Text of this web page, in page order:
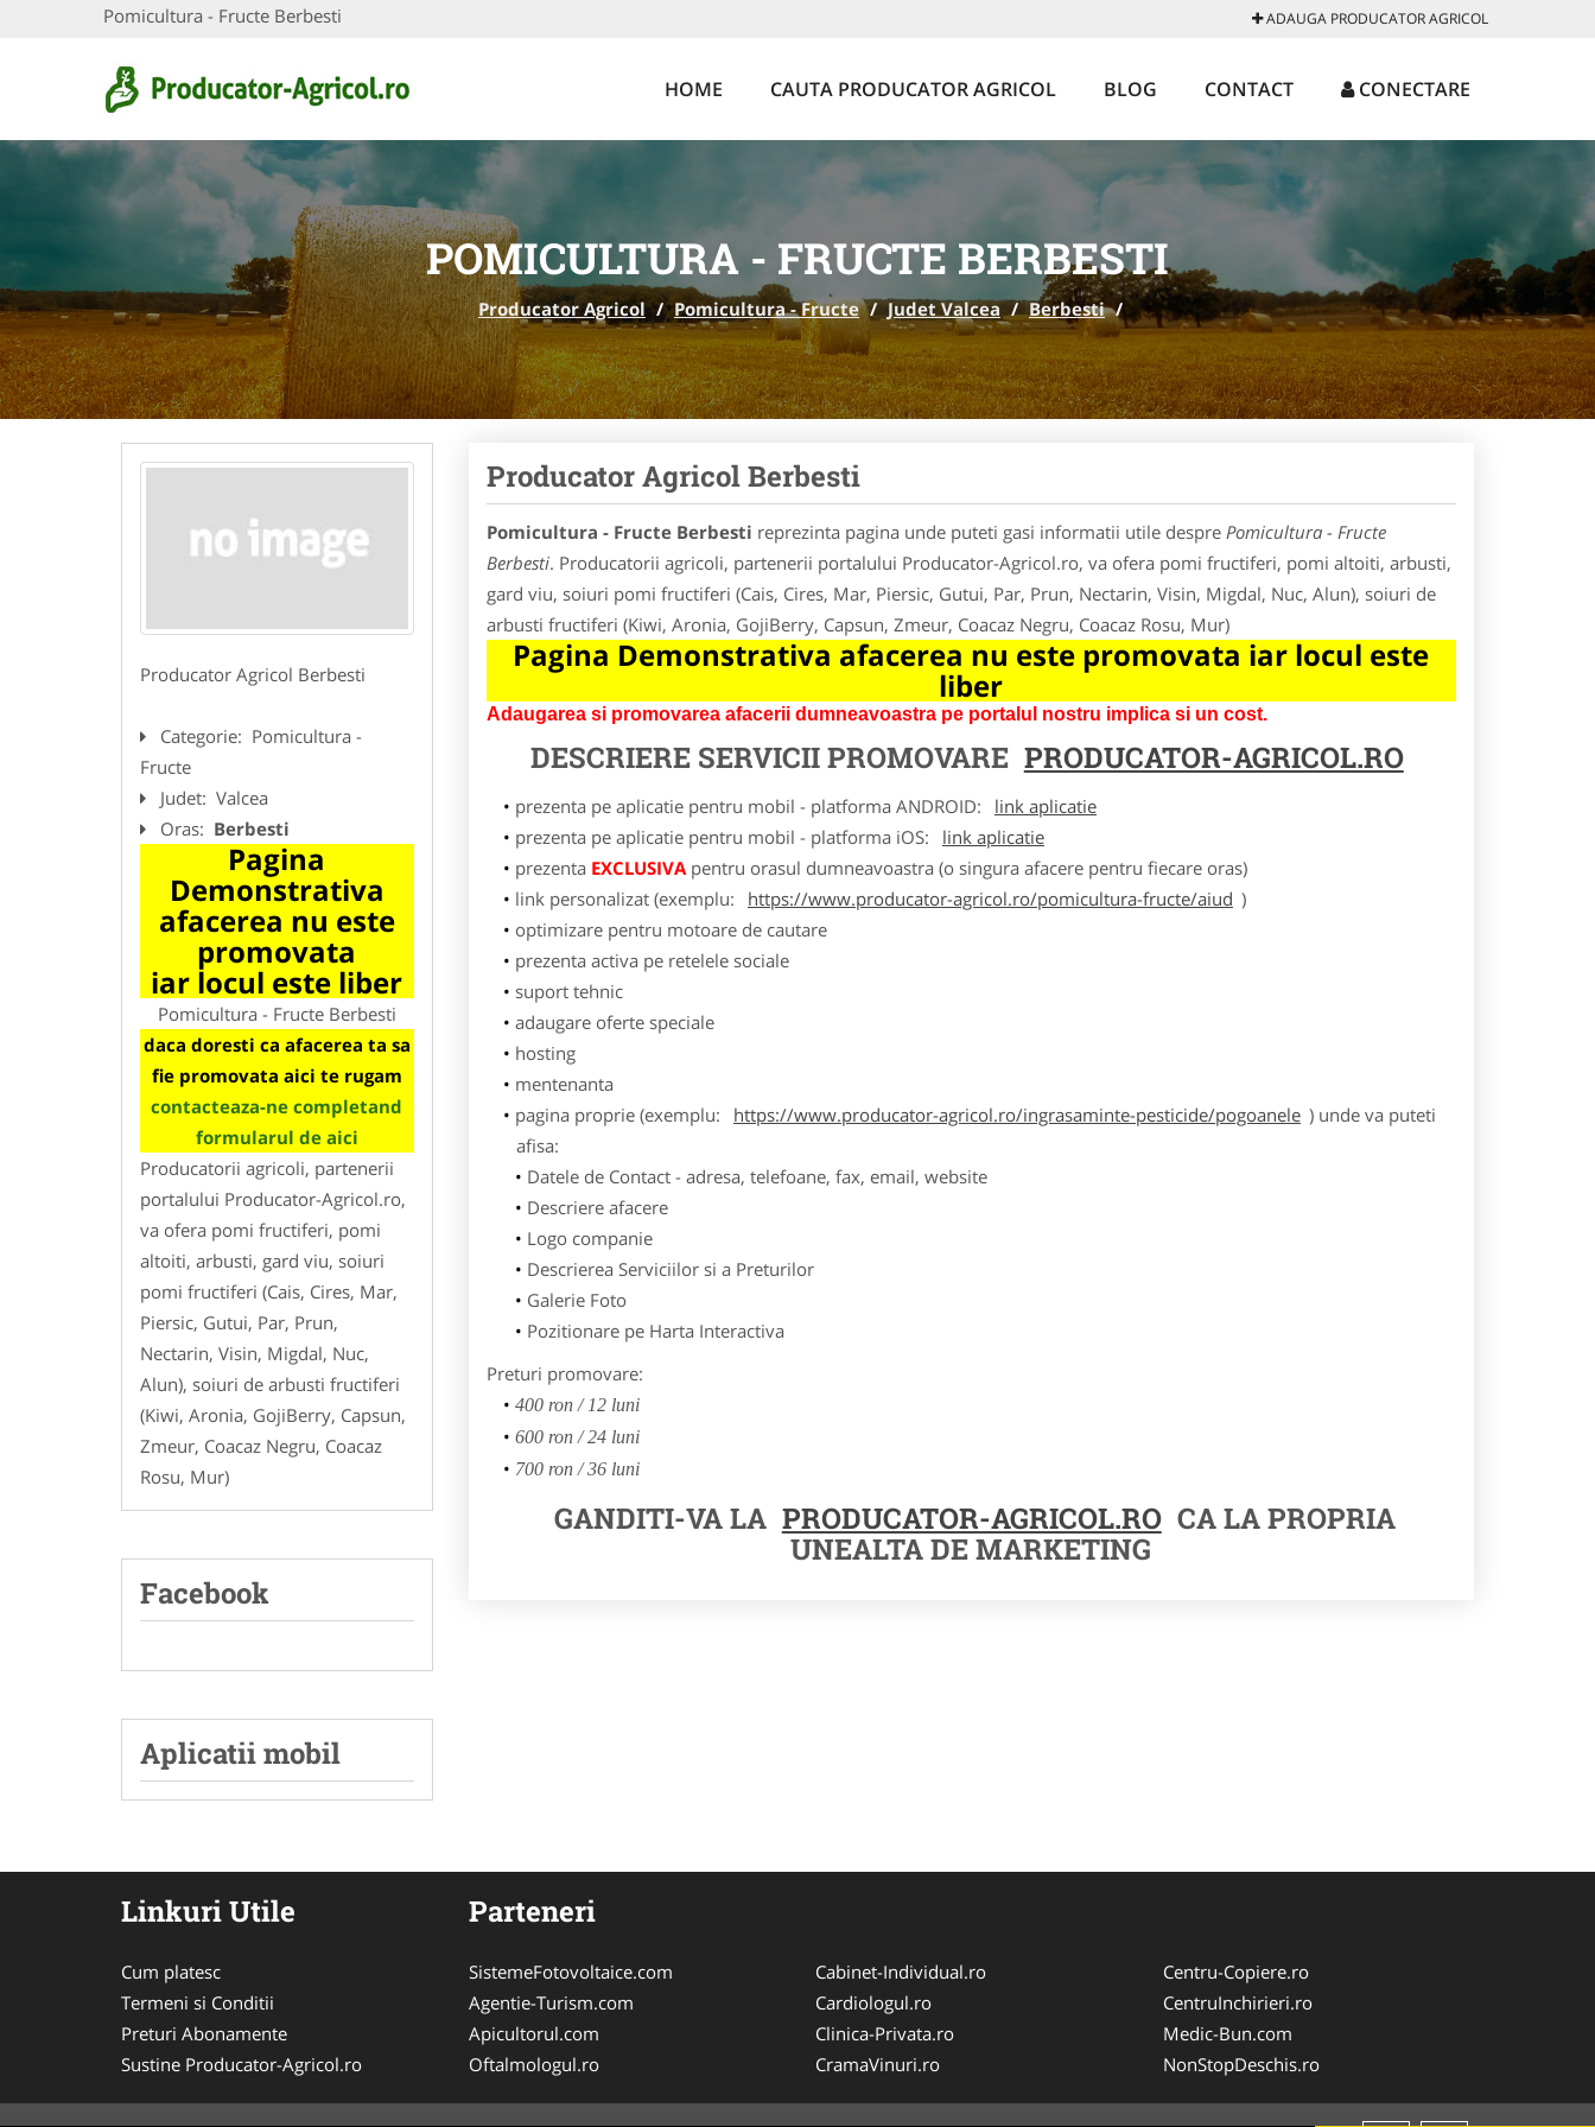
Pomicultura - Fructe Berbesti ADAUGA PRODUCATOR AGRICOL
HOME CAUTA PRODUCATOR AGRICOL BLOG CONTACT CONECTARE
POMICULTURA - FRUCTE BERBESTI
Producator Agricol / Pomicultura - Fructe / Judet Valcea / Berbesti /
Producator Agricol Berbesti
Categorie: Pomicultura -
Fructe
Judet: Valcea
Oras: Berbesti
Pagina
Demonstrativa
afacerea nu este
promovata
iar locul este liber
Pomicultura - Fructe Berbesti
daca doresti ca afacerea ta sa
fie promovata aici te rugam
contacteaza-ne completand
formularul de aici
Producatorii agricoli, partenerii
portalului Producator-Agricol.ro,
va ofera pomi fructiferi, pomi
altoiti, arbusti, gard viu, soiuri
pomi fructiferi (Cais, Cires, Mar,
Piersic, Gutui, Par, Prun,
Nectarin, Visin, Migdal, Nuc,
Alun), soiuri de arbusti fructiferi
(Kiwi, Aronia, GojiBerry, Capsun,
Zmeur, Coacaz Negru, Coacaz
Rosu, Mur)
Facebook
Aplicatii mobil
Producator Agricol Berbesti
Pomicultura - Fructe Berbesti reprezinta pagina unde puteti gasi informatii utile despre Pomicultura - Fructe
Berbesti. Producatorii agricoli, partenerii portalului Producator-Agricol.ro, va ofera pomi fructiferi, pomi altoiti, arbusti,
gard viu, soiuri pomi fructiferi (Cais, Cires, Mar, Piersic, Gutui, Par, Prun, Nectarin, Visin, Migdal, Nuc, Alun), soiuri de
arbusti fructiferi (Kiwi, Aronia, GojiBerry, Capsun, Zmeur, Coacaz Negru, Coacaz Rosu, Mur)
Pagina Demonstrativa afacerea nu este promovata iar locul este
liber
Adaugarea si promovarea afacerii dumneavoastra pe portalul nostru implica si un cost.
DESCRIERE SERVICII PROMOVARE PRODUCATOR-AGRICOL.RO
prezenta pe aplicatie pentru mobil - platforma ANDROID:
link aplicatie
prezenta pe aplicatie pentru mobil - platforma iOS:
link aplicatie
prezenta EXCLUSIVApentru orasul dumneavoastra (o singura afacere pentru fiecare oras)
link personalizat (exemplu:
https://www.producator-agricol.ro/pomicultura-fructe/aiud )
optimizare pentru motoare de cautare
prezenta activa pe retelele sociale
suport tehnic
adaugare oferte speciale
hosting
mentenanta
pagina proprie (exemplu:
https://www.producator-agricol.ro/ingrasaminte-pesticide/pogoanele ) unde va puteti
afisa:
Datele de Contact - adresa, telefoane, fax, email, website
Descriere afacere
Logo companie
Descrierea Serviciilor si a Preturilor
Galerie Foto
Pozitionare pe Harta Interactiva
Preturi promovare:
400 ron / 12 luni
600 ron / 24 luni
700 ron / 36 luni
GANDITI-VA LA PRODUCATOR-AGRICOL.RO CA LA PROPRIA
UNEALTA DE MARKETING
Linkuri Utile
Cum platesc
Termeni si Conditii
Preturi Abonamente
Sustine Producator-Agricol.ro
Parteneri
SistemeFotovoltaice.com
Agentie-Turism.com
Apicultorul.com
Oftalmologul.ro
Cabinet-Individual.ro
Cardiologul.ro
Clinica-Privata.ro
CramaVinuri.ro
Centru-Copiere.ro
CentruInchirieri.ro
Medic-Bun.com
NonStopDeschis.ro